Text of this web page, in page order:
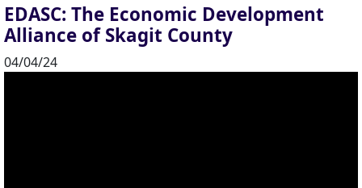
EDASC: The Economic Development
Alliance of Skagit County
04/04/24